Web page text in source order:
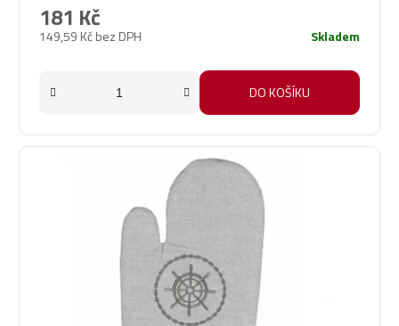
149,59 Kč bez DPH
181 Kč
Skladem
DO KOŠÍKU